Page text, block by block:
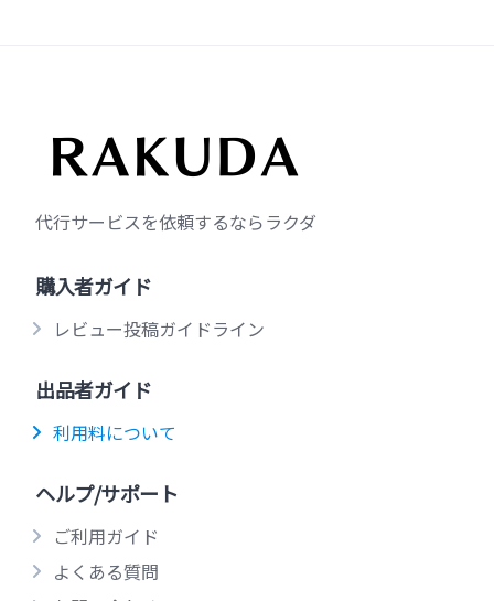
代行サービスを依頼するならラクダ
購入者ガイド
レビュー投稿ガイドライン
出品者ガイド
利用料について
ヘルプ/サポート
ご利用ガイド
よくある質問